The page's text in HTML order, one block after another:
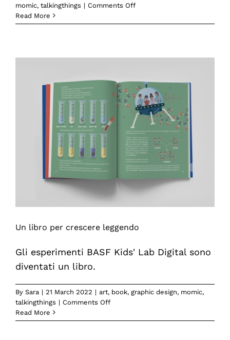
momic, talkingthings | Comments Offon
portato
la
un
palazzo
storico
Read More
Un libro per crescere leggendo
Gli esperimenti BASF Kids' Lab Digital sono
diventati un libro.
By Sara | 21 March 2022 | art, book, graphic design, momic,
talkingthings | Comments Offon
libro
Read More